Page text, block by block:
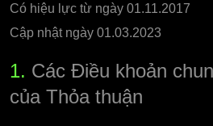
Có hiệu lực từ ngày 01.11.2017
Cập nhật ngày 01.03.2023
1. Các Điều khoản
của Thỏa thuận